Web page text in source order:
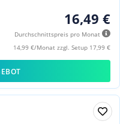
16,49 €
Durchschnittspreis pro Monat
14,99 €/Monat zzgl. Setup 17,99 €